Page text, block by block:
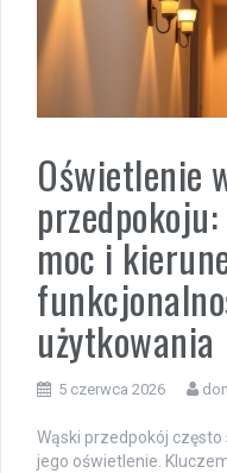
Oświetlenie
moc i
użytkowania
5 czerwca 2026
Wąski przedpokój
jego oświetlenie.